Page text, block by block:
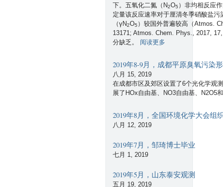
下。五氧化二氮（N2O5 ）非均相反应
定量该反应速率对于厘清冬季硝酸盐
（γN2O5 ）较国外普遍较高（Atmos.
13171; Atmos. Chem. Phys., 2017,
分缺乏。 阅读更多
硝
酸
颗
粒
形
关
均
相
2019年8-9月，成都平原臭氧污染
八月 15, 2019
在成都市区及郊区设置了6个光化学观
展了HOx自由基、NO3自由基、N2O5
2019年8月，全国环境化学大会组
八月 12, 2019
2019年7月，邹琦博士毕业
七月 1, 2019
2019年5月，山东泰安观测
五月 19, 2019